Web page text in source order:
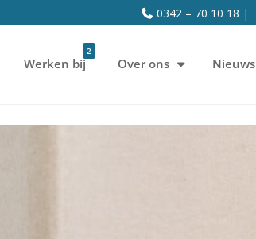
0342 – 70 10 18 |
Werken bij
2
Over ons Nieuws